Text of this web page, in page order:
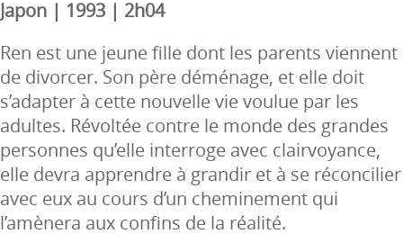
Japon | 1993 | 2h04
Ren est une jeune fille dont les parents viennent
de divorcer. Son père déménage, et elle doit
s’adapter à cette nouvelle vie voulue par les
adultes. Révoltée contre le monde des grandes
personnes qu’elle interroge avec clairvoyance,
elle devra apprendre à grandir et à se réconcilier
avec eux au cours d’un cheminement qui
l’amènera aux confins de la réalité.